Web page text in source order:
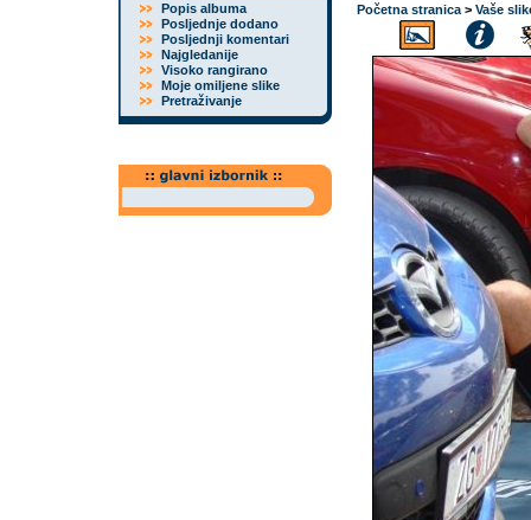
Popis albuma
Posljednje dodano
Posljednji komentari
Najgledanije
Visoko rangirano
Moje omiljene slike
Pretraživanje
Početna stranica > Vaše